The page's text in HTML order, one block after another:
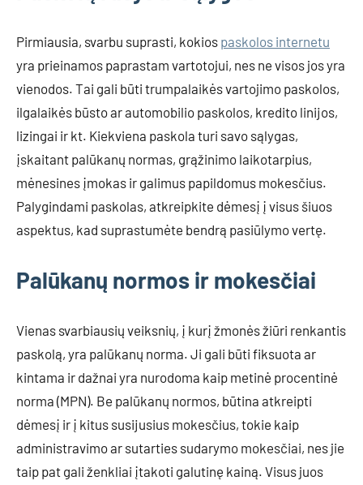
Pirmiausia, svarbu suprasti, kokios paskolos internetu
yra prieinamos paprastam vartotojui, nes ne visos jos yra
vienodos. Tai gali būti trumpalaikės vartojimo paskolos,
ilgalaikės būsto ar automobilio paskolos, kredito linijos,
lizingai ir kt. Kiekviena paskola turi savo sąlygas,
įskaitant palūkanų normas, grąžinimo laikotarpius,
mėnesines įmokas ir galimus papildomus mokesčius.
Palygindami paskolas, atkreipkite dėmesį į visus šiuos
aspektus, kad suprastumėte bendrą pasiūlymo vertę.
Palūkanų normos ir mokesčiai
Vienas svarbiausių veiksnių, į kurį žmonės žiūri renkantis
paskolą, yra palūkanų norma. Ji gali būti fiksuota ar
kintama ir dažnai yra nurodoma kaip metinė procentinė
norma (MPN). Be palūkanų normos, būtina atkreipti
dėmesį ir į kitus susijusius mokesčius, tokie kaip
administravimo ar sutarties sudarymo mokesčiai, nes jie
taip pat gali ženkliai įtakoti galutinę kainą. Visus juos